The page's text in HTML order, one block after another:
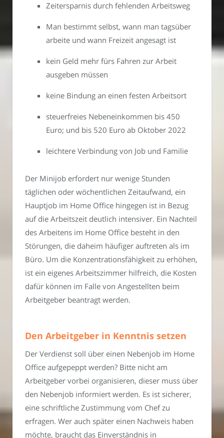
Zeitersparnis durch fehlenden Arbeitsweg
Man bestimmt selbst, wann man tagsüber
arbeite und wann Freizeit angesagt ist
kein Geld mehr fürs Fahren zur Arbeit
ausgeben müssen
keine Bindung an einen festen Arbeitsort
steuerfreies Nebeneinkommen bis 450
Euro; und bis 520 Euro ab Oktober 2022
leichtere Verbindung von Job und Familie
Der Minijob erfordert nur wenige Stunden
täglichen oder wöchentlichen Zeitaufwand, ein
Hauptjob im Home Office hingegen ist in Bezug
auf die Arbeitszeit deutlich intensiver. Ein Nachteil
des Arbeitens im Home Office besteht in den
Störungen, die daheim häufiger auftreten als im
Büro. Um die Konzentrationsfähigkeit zu erhöhen,
ist ein eigenes Arbeitszimmer hilfreich, die Kosten
dafür können im Falle von Angestellten beim
Arbeitgeber beantragt werden.
Den Arbeitgeber in Kenntnis setzen
Der Verdienst soll über einen Nebenjob im Home
Office aufgepeppt werden? Bitte nicht am
Arbeitgeber vorbei organisieren, dieser muss über
den Nebenjob informiert werden. Es ist sicherer,
eine schriftliche Zustimmung vom Chef zu
erfragen. Wer auch später einen Nachweis haben
möchte, braucht das Einverständnis in